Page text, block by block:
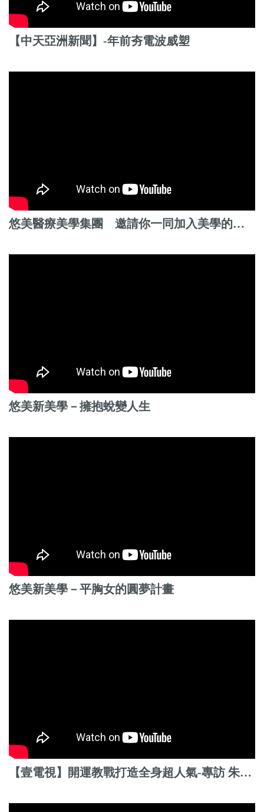
【中天亞洲新聞】-年前夯電波威塑
悠美醫療美學集團 邀請你一同加入美學的行列！
悠美新美學－擁抱蛻變人生
悠美新美學－平胸女的圓夢計畫
【壹電視】開運教戰打造全身超人氣-專訪 朱芃年醫師